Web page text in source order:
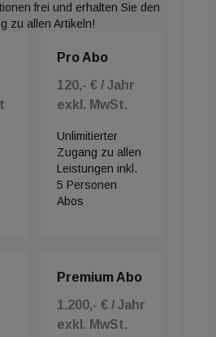
frei und erhalten Sie den
zu allen Artikeln!
Pro Abo
120,- € / Jahr
exkl. MwSt.
Unlimitierter
Zugang zu allen
Leistungen inkl.
5 Personen
Abos
Premium Abo
1.200,- € / Jahr
exkl. MwSt.